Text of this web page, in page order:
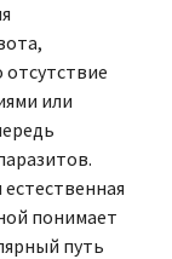
или
понимает
путь